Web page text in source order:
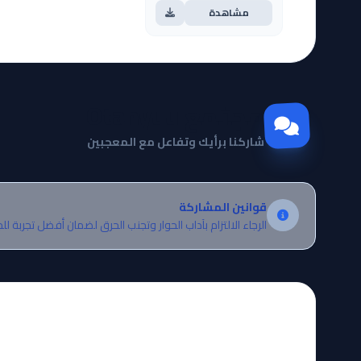
مشاهدة
مجتمع Otanyuu
شاركنا برأيك وتفاعل مع المعجبين
قوانين المشاركة
الرجاء الالتزام بآداب الحوار وتجنب الحرق لضمان أفضل تجربة